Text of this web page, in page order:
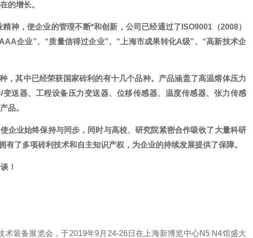
的增长。
神，使企业的管理不断*和创新，公司已经通过了 ISO9001 （2008）
企业”、“质量信得过企业”、“上海市成果转化A级”、“高新技术企
，其中已经荣获国家砖利的有十几个品种。产品涵盖了高温熔体压力
/变送器、工程设备压力变送器、位移传感器、温度传感器、张力传感
品。
企业始终保持与同步，同时与高校、研究院紧密合作吸收了大量科研
有了多项砖利技术和自主知识产权，为企业的持续发展提供了保障。
！
术装备展览会，于2019年9 月 24-26 日在上海新博览中心N5 N4馆盛大